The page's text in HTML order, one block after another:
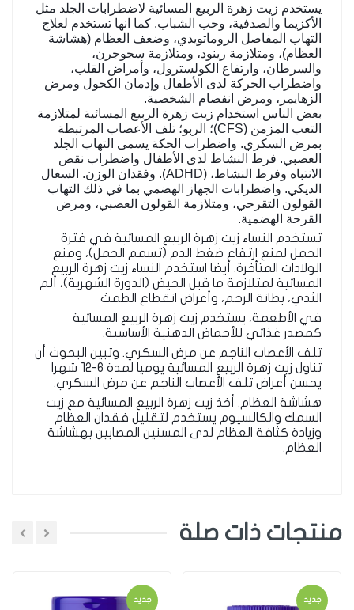
يستخدم زيت زهرة الربيع المسائية لاضطرابات الجلد مثل
الأكزيما والصدفية، وحب الشباب. كما انها تستخدم لعلاج
التهاب المفاصل الروماتويدي، وضعف العظام (هشاشة
العظام)، ومتلازمة رينود، ومتلازمة سجوجرن،
والسرطان، وارتفاع الكولسترول، وأمراض القلب،
واضطراب الحركة لدى الأطفال وإدمان الكحول ومرض
الزهايمر، ومرض انفصام الشخصية.
بعض الناس استخدام زيت زهرة الربيع المسائية لمتلازمة
التعب المزمن (CFS)؛ الربو؛ تلف الأعصاب المرتبطة
بمرض السكري. واضطراب الحكة يسمى التهاب الجلد
العصبي. فرط النشاط لدى الأطفال واضطراب نقص
الانتباه وفرط النشاط، (ADHD). وفقدان الوزن. السعال
الديكي. واضطرابات الجهاز الهضمي بما في ذلك التهاب
القولون التقرحي، ومتلازمة القولون العصبي، ومرض
القرحة الهضمية.
تستخدم النساء زيت زهرة الربيع المسائية في فترة
الحمل لمنع ارتفاع ضغط الدم (تسمم الحمل)، ومنع
الولادات المتأخرة. أيضا استخدم النساء زيت زهرة الربيع
المسائية لمتلازمة ما قبل الحيض (الدورة الشهرية)، ألم
الثدي، بطانة الرحم، وأعراض انقطاع الطمث
في الأطعمة، يستخدم زيت زهرة الربيع المسائية
كمصدر غذائي للأحماض الدهنية الأساسية.
تلف الأعصاب الناجم عن مرض السكري. وتبين البحوث أن
تناول زيت زهرة الربيع المسائية يوميا لمدة 6-12 شهرا
يحسن أعراض تلف الأعصاب الناجم عن مرض السكري.
هشاشة العظام. أخذ زيت زهرة الربيع المسائية مع زيت
السمك والكالسيوم يستخدم لتقليل فقدان العظام
وزيادة كثافة العظام لدى المسنين المصابين بهشاشة
العظام.
منتجات ذات صلة
جديد جديد